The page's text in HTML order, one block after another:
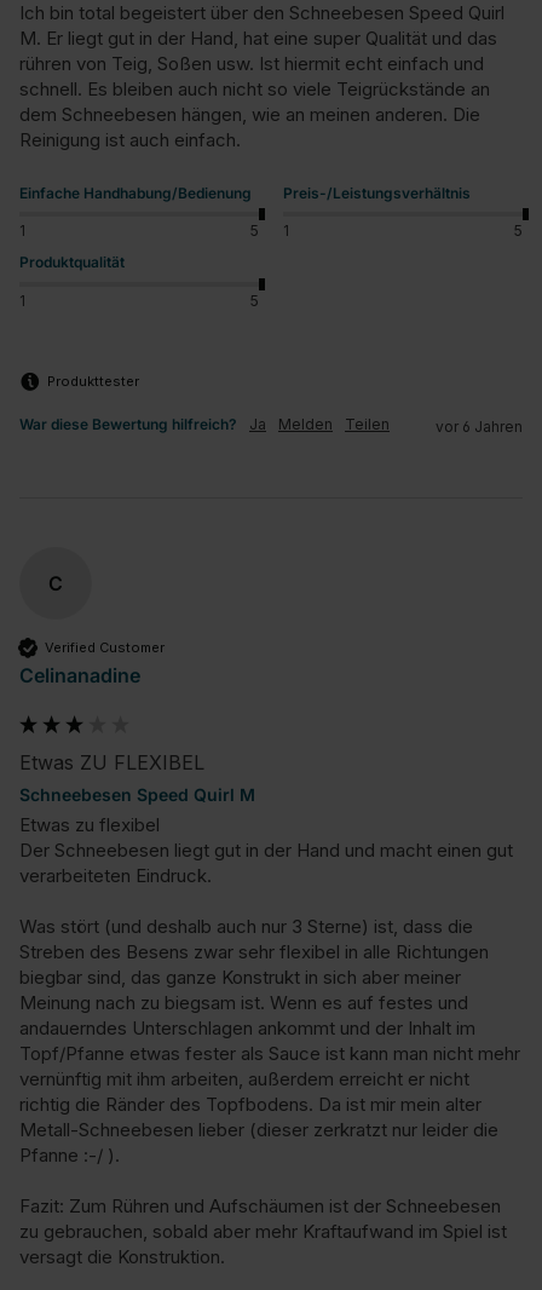
Ich bin total begeistert über den Schneebesen Speed Quirl
M. Er liegt gut in der Hand, hat eine super Qualität und das
rühren von Teig, Soßen usw. Ist hiermit echt einfach und
schnell. Es bleiben auch nicht so viele Teigrückstände an
dem Schneebesen hängen, wie an meinen anderen. Die
Reinigung ist auch einfach.
Einfache Handhabung/Bedienung
1 5
Preis-/Leistungsverhältnis
1
5
Produktqualität
1 5
Produkttester
War diese Bewertung hilfreich? Ja Melden Teilen vor 6 Jahren
C
Verified Customer
Celinanadine
Etwas ZU FLEXIBEL
Schneebesen Speed Quirl M
Etwas zu flexibel
Der Schneebesen liegt gut in der Hand und macht einen gut
verarbeiteten Eindruck.
Was stört (und deshalb auch nur 3 Sterne) ist, dass die
Streben des Besens zwar sehr flexibel in alle Richtungen
biegbar sind, das ganze Konstrukt in sich aber meiner
Meinung nach zu biegsam ist. Wenn es auf festes und
andauerndes Unterschlagen ankommt und der Inhalt im
Topf/Pfanne etwas fester als Sauce ist kann man nicht mehr
vernünftig mit ihm arbeiten, außerdem erreicht er nicht
richtig die Ränder des Topfbodens. Da ist mir mein alter
Metall-Schneebesen lieber (dieser zerkratzt nur leider die
Pfanne :-/ ).
Fazit: Zum Rühren und Aufschäumen ist der Schneebesen
zu gebrauchen, sobald aber mehr Kraftaufwand im Spiel ist
versagt die Konstruktion.